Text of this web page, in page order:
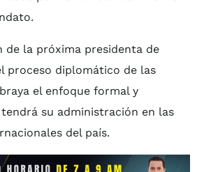
de la próxima presidenta de
proceso diplomático de las
el enfoque formal y
su administración en las
del país.